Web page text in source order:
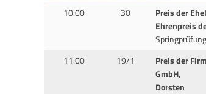
10:00
30
Preis der
Ehrenpreis
11:00 19/1
Preis der
GmbH,
Dorsten